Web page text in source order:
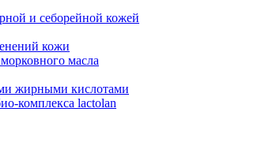
и себорейной кожей
кожи
масла
жирными кислотами
комплекса lactolan